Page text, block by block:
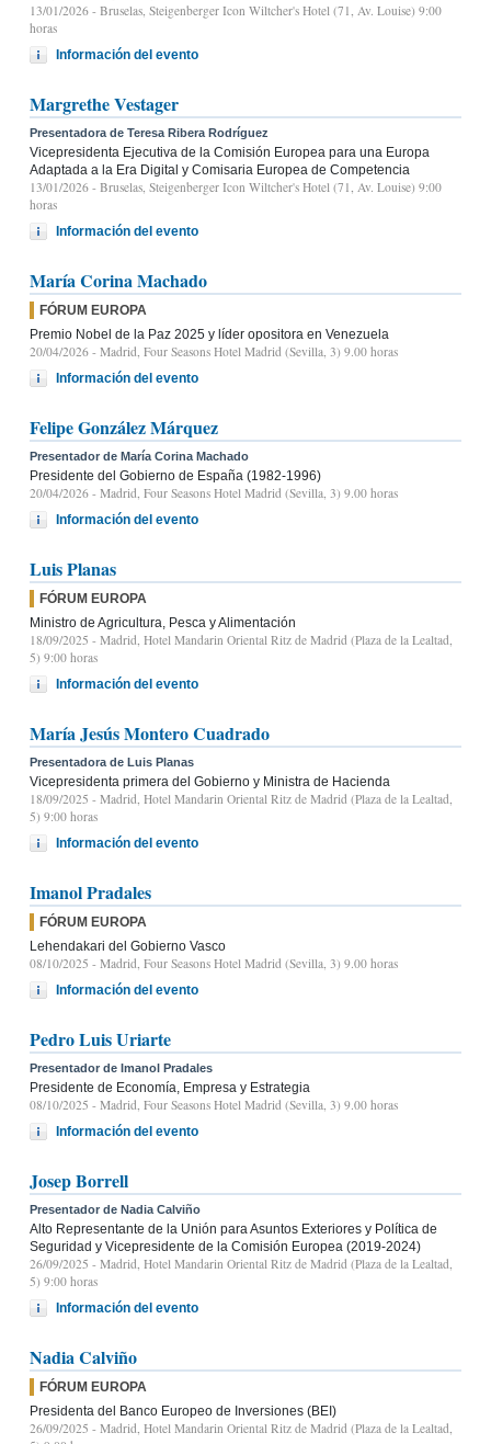
13/01/2026 - Bruselas, Steigenberger Icon Wiltcher's Hotel (71, Av. Louise) 9:00
horas
Información del evento
Margrethe Vestager
Presentadora de Teresa Ribera Rodríguez
Vicepresidenta Ejecutiva de la Comisión Europea para una Europa
Adaptada a la Era Digital y Comisaria Europea de Competencia
13/01/2026 - Bruselas, Steigenberger Icon Wiltcher's Hotel (71, Av. Louise) 9:00
horas
Información del evento
María Corina Machado
FÓRUM EUROPA
Premio Nobel de la Paz 2025 y líder opositora en Venezuela
20/04/2026 - Madrid, Four Seasons Hotel Madrid (Sevilla, 3) 9.00 horas
Información del evento
Felipe González Márquez
Presentador de María Corina Machado
Presidente del Gobierno de España (1982-1996)
20/04/2026 - Madrid, Four Seasons Hotel Madrid (Sevilla, 3) 9.00 horas
Información del evento
Luis Planas
FÓRUM EUROPA
Ministro de Agricultura, Pesca y Alimentación
18/09/2025 - Madrid, Hotel Mandarin Oriental Ritz de Madrid (Plaza de la Lealtad,
5) 9:00 horas
Información del evento
María Jesús Montero Cuadrado
Presentadora de Luis Planas
Vicepresidenta primera del Gobierno y Ministra de Hacienda
18/09/2025 - Madrid, Hotel Mandarin Oriental Ritz de Madrid (Plaza de la Lealtad,
5) 9:00 horas
Información del evento
Imanol Pradales
FÓRUM EUROPA
Lehendakari del Gobierno Vasco
08/10/2025 - Madrid, Four Seasons Hotel Madrid (Sevilla, 3) 9.00 horas
Información del evento
Pedro Luis Uriarte
Presentador de Imanol Pradales
Presidente de Economía, Empresa y Estrategia
08/10/2025 - Madrid, Four Seasons Hotel Madrid (Sevilla, 3) 9.00 horas
Información del evento
Josep Borrell
Presentador de Nadia Calviño
Alto Representante de la Unión para Asuntos Exteriores y Política de
Seguridad y Vicepresidente de la Comisión Europea (2019-2024)
26/09/2025 - Madrid, Hotel Mandarin Oriental Ritz de Madrid (Plaza de la Lealtad,
5) 9:00 horas
Información del evento
Nadia Calviño
FÓRUM EUROPA
Presidenta del Banco Europeo de Inversiones (BEI)
26/09/2025 - Madrid, Hotel Mandarin Oriental Ritz de Madrid (Plaza de la Lealtad,